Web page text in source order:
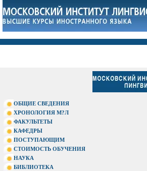
ОБЩИЕ СВЕДЕНИЯ
ХРОНОЛОГИЯ М?Л
ФАКУЛЬТЕТЫ
КАФЕДРЫ
ПОСТУПАЮЩИМ
СТОИМОСТЬ ОБУЧЕНИЯ
НАУКА
БИБЛИОТЕКА